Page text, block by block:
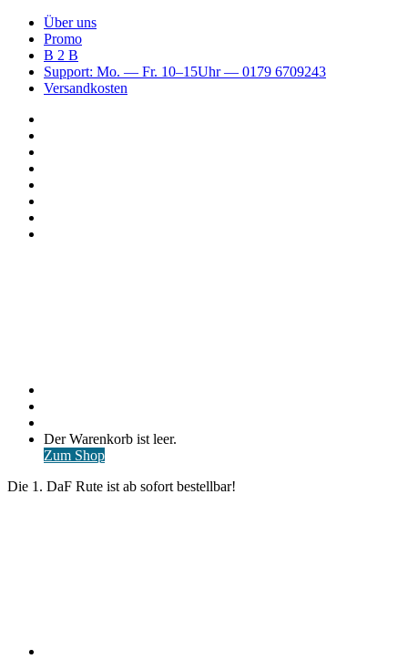
Über uns
Promo
B 2 B
Support: Mo. — Fr. 10–15Uhr — 0179 6709243
Versandkosten
Warenkorb
ansehen
Der Warenkorb ist leer.
Zum Shop
Die 1. DaF Rute ist ab sofort bestellbar!